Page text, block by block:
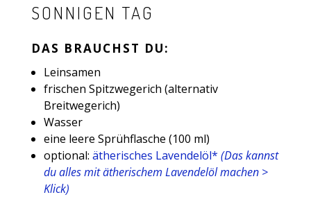
SONNIGEN TAG
DAS BRAUCHST DU:
Leinsamen
frischen Spitzwegerich (alternativ
Breitwegerich)
Wasser
eine leere Sprühflasche (100 ml)
optional: ätherisches Lavendelöl* (Das kannst
du alles mit ätherischem Lavendelöl machen >
Klick)